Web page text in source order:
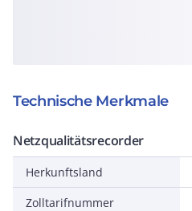
Technische Merkmale
Netzqualitätsrecorder
Herkunftsland
Zolltarifnummer